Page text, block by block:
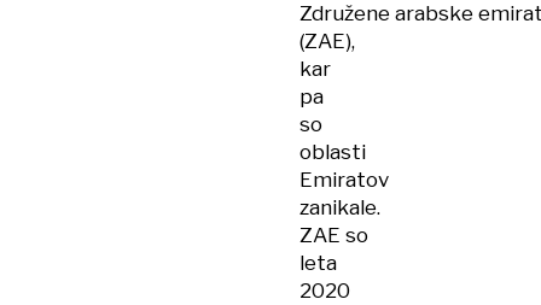
Združene arabske
(ZAE),
kar
pa
so
oblasti
Emiratov
zanikale.
ZAE so
leta
2020